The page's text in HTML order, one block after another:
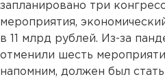
запланировано три
мероприятия,
в 11 млрд рублей. Из-за
отменили шесть
напомним, должен был